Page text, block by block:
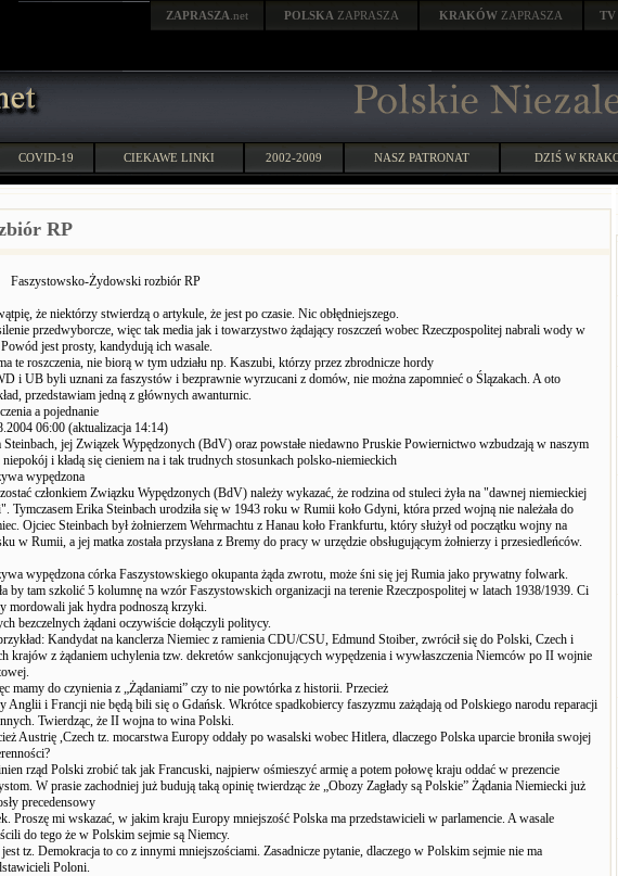
ZAPRASZA .net POLSKA ZAPRASZA KRAKÓW ZAPRASZA TV
COVID-19 CIEKAWE LINKI 2002-2009 NASZ PATRONAT DZIŚ W
RP
Faszystowsko-Żydowski rozbiór RP
że niektórzy stwierdzą o artykule, że jest po czasie. Nic obłędniejszego.
przedwyborcze, więc tak media jak i towarzystwo żądający roszczeń wobec Rzeczpospolitej nabrali wody w
jest prosty, kandydują ich wasale.
te roszczenia, nie biorą w tym udziału np. Kaszubi, którzy przez zbrodnicze hordy
i UB byli uznani za faszystów i bezprawnie wyrzucani z domów, nie można zapomnieć o Ślązakach. A oto
przedstawiam jedną z głównych awanturnic.
a pojednanie
06:00 (aktualizacja 14:14)
Steinbach, jej Związek Wypędzonych (BdV) oraz powstałe niedawno Pruskie Powiernictwo wzbudzają w naszym
i kładą się cieniem na i tak trudnych stosunkach polsko-niemieckich
wypędzona
członkiem Związku Wypędzonych (BdV) należy wykazać, że rodzina od stuleci żyła na "dawnej niemieckiej
Tymczasem Erika Steinbach urodziła się w 1943 roku w Rumii koło Gdyni, która przed wojną nie należała do
Ojciec Steinbach był żołnierzem Wehrmachtu z Hanau koło Frankfurtu, który służył od początku wojny na
w Rumii, a jej matka została przysłana z Bremy do pracy w urzędzie obsługującym żołnierzy i przesiedleńców.
wypędzona córka Faszystowskiego okupanta żąda zwrotu, może śni się jej Rumia jako prywatny folwark.
by tam szkolić 5 kolumnę na wzór Faszystowskich organizacji na terenie Rzeczpospolitej w latach 1938/1939. Ci
mordowali jak hydra podnoszą krzyki.
bezczelnych żądani oczywiście dołączyli politycy.
Kandydat na kanclerza Niemiec z ramienia CDU/CSU, Edmund Stoiber, zwrócił się do Polski, Czech i
krajów z żądaniem uchylenia tzw. dekretów sankcjonujących wypędzenia i wywłaszczenia Niemców po II wojnie
mamy do czynienia z „Żądaniami” czy to nie powtórka z historii. Przecież
Anglii i Francji nie będą bili się o Gdańsk. Wkrótce spadkobiercy faszyzmu zażądają od Polskiego narodu reparacji
Twierdząc, że II wojna to wina Polski.
Austrię ,Czech tz. mocarstwa Europy oddały po wasalski wobec Hitlera, dlaczego Polska uparcie broniła swojej
rząd Polski zrobić tak jak Francuski, najpierw ośmieszyć armię a potem połowę kraju oddać w prezencie
W prasie zachodniej już budują taką opinię twierdząc że „Obozy Zagłady są Polskie” Żądania Niemiecki już
precedensowy
Proszę mi wskazać, w jakim kraju Europy mniejszość Polska ma przedstawicieli w parlamencie. A wasale
do tego że w Polskim sejmie są Niemcy.
tz. Demokracja to co z innymi mniejszościami. Zasadnicze pytanie, dlaczego w Polskim sejmie nie ma
Poloni.